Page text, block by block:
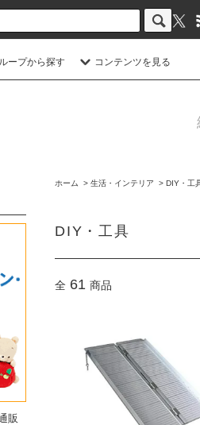
ープから探す コンテンツを見る
ホーム > 生活・インテリア > DIY・工
DIY・工具
全 61 商品
販